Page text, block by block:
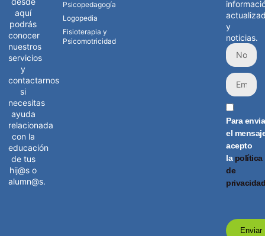
aquí
podrás
conocer
nuestros
servicios
y
contactarnos
si
necesitas
ayuda
relacionada
con la
educación
de tus
hij@s o
alumn@s.
Psicopedagogía
Logopedia
Fisioterapia y
Psicomotricidad
y
noticias.
Para
el
acepto
la política
de
Enviar